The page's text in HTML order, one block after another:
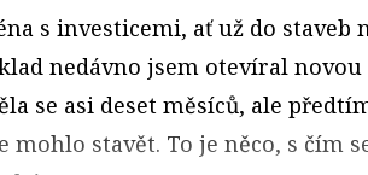
s investicemi, ať už do staveb
nedávno jsem otevíral
se asi deset měsíců, ale
mohlo stavět. To je něco, s čím